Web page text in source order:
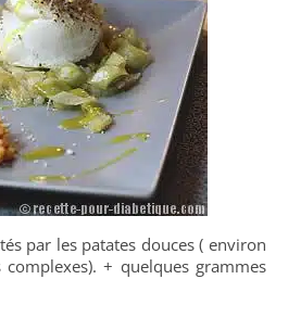
+ quelques grammes